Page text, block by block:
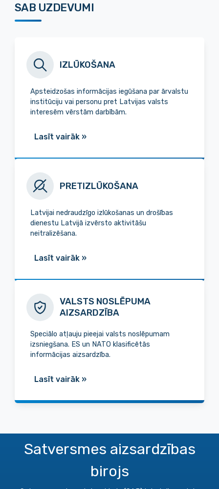
SAB UZDEVUMI
IZLŪKOŠANA
Apsteidzošas informācijas iegūšana par ārvalstu
institūciju vai personu pret Latvijas valsts
interesēm vērstām darbībām.
Lasīt vairāk »
PRETIZLŪKOŠANA
Latvijai nedraudzīgo izlūkošanas un drošības
dienestu Latvijā izvērsto aktivitāšu
neitralizēšana.
Lasīt vairāk »
VALSTS NOSLĒPUMA
AIZSARDZĪBA
Speciālo atļauju pieejai valsts noslēpumam
izsniegšana. ES un NATO klasificētās
informācijas aizsardzība.
Lasīt vairāk »
Satversmes aizsardzības
birojs